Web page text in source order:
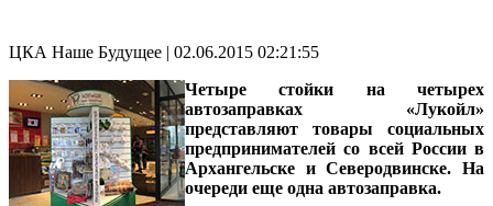
ЦКА Наше Будущее | 02.06.2015 02:21:55
Четыре стойки на четырех
автозаправках «Лукойл»
представляют товары социальных
предпринимателей со всей России в
Архангельске и Северодвинске. На
очереди еще одна автозаправка.